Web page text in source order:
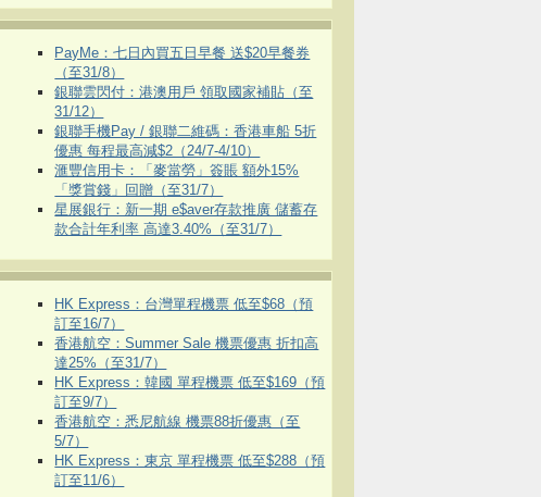
PayMe：七日內買五日早餐 送$20早餐券
（至31/8）
銀聯雲閃付：港澳用戶 領取國家補貼（至
31/12）
銀聯手機Pay / 銀聯二維碼：香港車船 5折
優惠 每程最高減$2（24/7-4/10）
滙豐信用卡：「麥當勞」簽賬 額外15%
「獎賞錢」回贈（至31/7）
星展銀行：新一期 e$aver存款推廣 儲蓄存
款合計年利率 高達3.40%（至31/7）
HK Express：台灣單程機票 低至$68（預
訂至16/7）
香港航空：Summer Sale 機票優惠 折扣高
達25%（至31/7）
HK Express：韓國 單程機票 低至$169（預
訂至9/7）
香港航空：悉尼航線 機票88折優惠（至
5/7）
HK Express：東京 單程機票 低至$288（預
訂至11/6）